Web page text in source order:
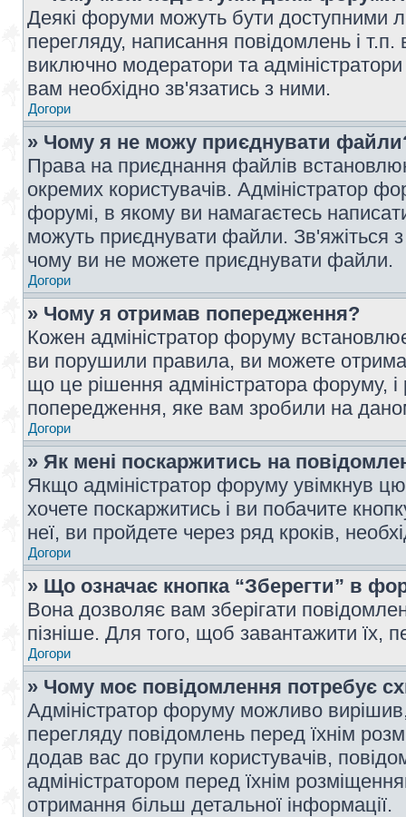
Деякі форуми можуть бути доступними
перегляду, написання повідомлень і
виключно модератори та
вам необхідно зв'язатись з ними.
Догори
» Чому я не можу приєднувати
Права на приєднання файлів
окремих користувачів. Адміністратор
форумі, в якому ви намагаєтесь
можуть приєднувати файли. Зв'яжіться
чому ви не можете приєднувати файли.
Догори
» Чому я отримав попередження?
Кожен адміністратор форуму
ви порушили правила, ви можете
що це рішення адміністратора форуму,
попередження, яке вам зробили на
Догори
» Як мені поскаржитись на
Якщо адміністратор форуму увімкнув
хочете поскаржитись і ви побачите
неї, ви пройдете через ряд кроків,
Догори
» Що означає кнопка “Зберегти” в
Вона дозволяє вам зберігати
пізніше. Для того, щоб завантажити їх,
Догори
» Чому моє повідомлення потребує
Адміністратор форуму можливо
перегляду повідомлень перед їхнім
додав вас до групи користувачів,
адміністратором перед їхнім
отримання більш детальної інформації.